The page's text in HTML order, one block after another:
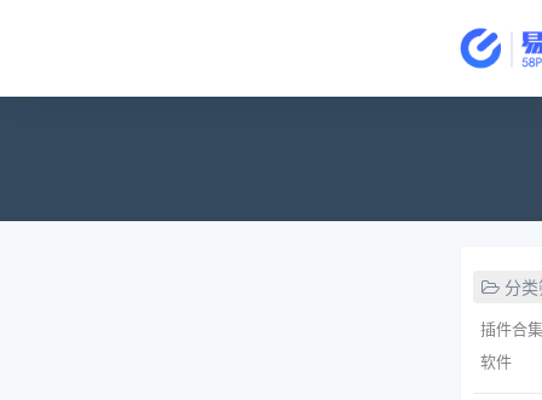
分
插件合集
软件